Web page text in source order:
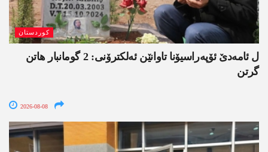
کوردستان
ل ئامەدێ ئۆپەراسیۆنا تاوانێن ئەلکترۆنی: 2 گومانبار ھاتن
گرتن
2026-08-08